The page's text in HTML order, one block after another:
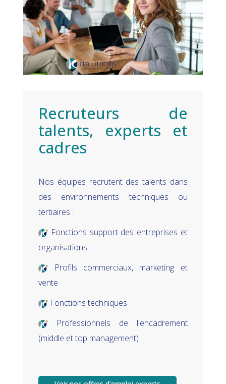
Recruteurs de
talents, experts et
cadres
Nos équipes recrutent des talents dans
des environnements techniques ou
tertiaires :
Fonctions support des entreprises et
organisations
Profils commerciaux, marketing et
vente
Fonctions techniques
Professionnels de l'encadrement
(middle et top management)